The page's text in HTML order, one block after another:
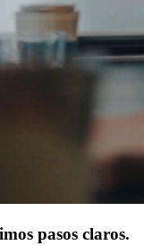
pasos claros.